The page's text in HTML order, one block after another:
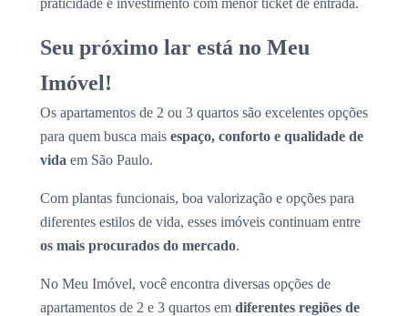
praticidade e investimento com menor ticket de entrada.
Seu próximo lar está no Meu
Imóvel!
Os apartamentos de 2 ou 3 quartos são excelentes opções
para quem busca mais espaço, conforto e qualidade de
vida em São Paulo.
Com plantas funcionais, boa valorização e opções para
diferentes estilos de vida, esses imóveis continuam entre
os mais procurados do mercado.
No Meu Imóvel, você encontra diversas opções de
apartamentos de 2 e 3 quartos em diferentes regiões de